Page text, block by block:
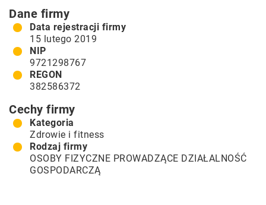
Dane firmy
Data rejestracji firmy
15 lutego 2019
NIP
9721298767
REGON
382586372
Cechy firmy
Kategoria
Zdrowie i fitness
Rodzaj firmy
OSOBY FIZYCZNE PROWADZĄCE DZIAŁALNOŚĆ
GOSPODARCZĄ